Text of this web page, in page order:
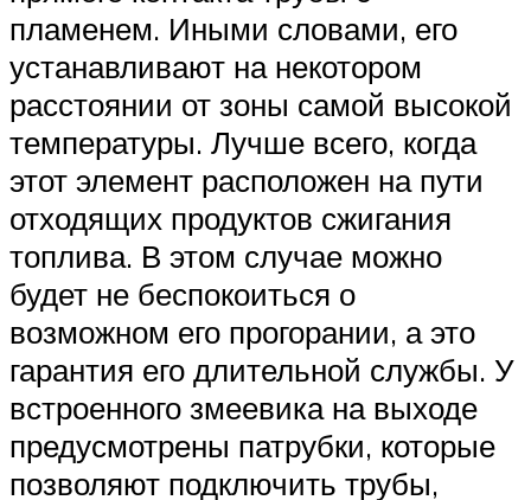
пламенем. Иными словами, его
устанавливают на некотором
расстоянии от зоны самой высокой
температуры. Лучше всего, когда
этот элемент расположен на пути
отходящих продуктов сжигания
топлива. В этом случае можно
будет не беспокоиться о
возможном его прогорании, а это
гарантия его длительной службы. У
встроенного змеевика на выходе
предусмотрены патрубки, которые
позволяют подключить трубы,